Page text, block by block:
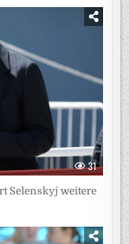
31
Selenskyj weitere